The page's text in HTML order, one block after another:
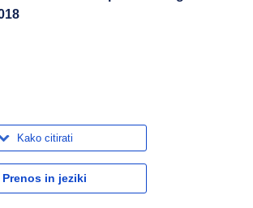
Kako citirati
Prenos in jeziki